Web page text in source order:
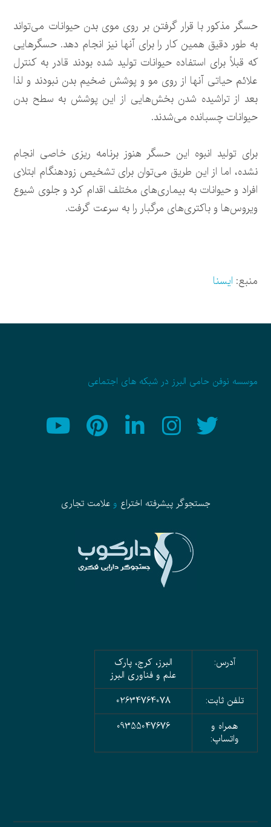
حسگر مذکور با قرار گرفتن بر روی موی بدن حیوانات می‌تواند
به طور دقیق همین کار را برای آنها نیز انجام دهد. حسگرهایی
که قبلاً برای استفاده حیوانات تولید شده بودند قادر به کنترل
علائم حیاتی آنها از روی مو و پوشش ضخیم بدن نبودند و لذا
بعد از تراشیده شدن بخش‌هایی از این پوشش به سطح بدن
حیوانات چسبانده می‌شدند.
برای تولید انبوه این حسگر هنوز برنامه ریزی خاصی انجام
نشده، اما از این طریق می‌توان برای تشخیص زودهنگام ابتلای
افراد و حیوانات به بیماری‌های مختلف اقدام کرد و جلوی شیوع
ویروس‌ها و باکتری‌های مرگبار را به سرعت گرفت.
منبع: ایسنا
موسسه نوفن حامی البرز در شبکه های اجتماعی
جستجوگر پیشرفته اختراع وعلامت تجاری
آدرس:
البرز، کرج، پارک
علم و فناوری البرز
تلفن ثابت:
02634764078
همراه و
واتساپ:
09355047676